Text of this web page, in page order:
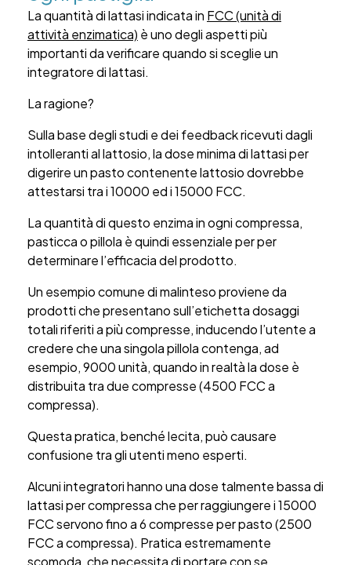
La quantità di lattasi indicata in FCC (unità di
attività enzimatica) è uno degli aspetti più
importanti da verificare quando si sceglie un
integratore di lattasi.
La ragione?
Sulla base degli studi e dei feedback ricevuti dagli
intolleranti al lattosio, la dose minima di lattasi per
digerire un pasto contenente lattosio dovrebbe
attestarsi tra i 10000 ed i 15000 FCC.
La quantità di questo enzima in ogni compressa,
pasticca o pillola è quindi essenziale per per
determinare l’efficacia del prodotto.
Un esempio comune di malinteso proviene da
prodotti che presentano sull’etichetta dosaggi
totali riferiti a più compresse, inducendo l’utente a
credere che una singola pillola contenga, ad
esempio, 9000 unità, quando in realtà la dose è
distribuita tra due compresse (4500 FCC a
compressa).
Questa pratica, benché lecita, può causare
confusione tra gli utenti meno esperti.
Alcuni integratori hanno una dose talmente bassa di
lattasi per compressa che per raggiungere i 15000
FCC servono fino a 6 compresse per pasto (2500
FCC a compressa). Pratica estremamente
scomoda, che necessita di portare con se